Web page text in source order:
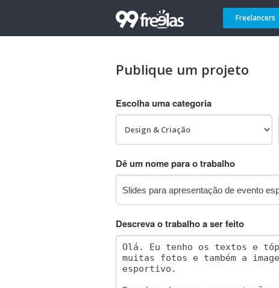
Freelancers
Publique um projeto
Escolha uma categoria
Dê um nome para o trabalho
Descreva o trabalho a ser feito